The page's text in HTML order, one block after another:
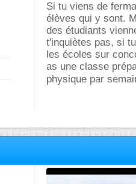
Si tu viens de
élèves qui y sont.
des étudiants
t'inquiètes pas, si
les écoles sur
as une classe
physique par